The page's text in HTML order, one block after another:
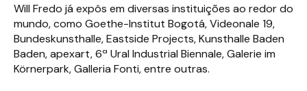
Will Fredo já expôs em diversas instituições ao redor do
mundo, como Goethe-Institut Bogotá, Videonale 19,
Bundeskunsthalle, Eastside Projects, Kunsthalle Baden
Baden, apexart, 6ª Ural Industrial Biennale, Galerie im
Körnerpark, Galleria Fonti, entre outras.